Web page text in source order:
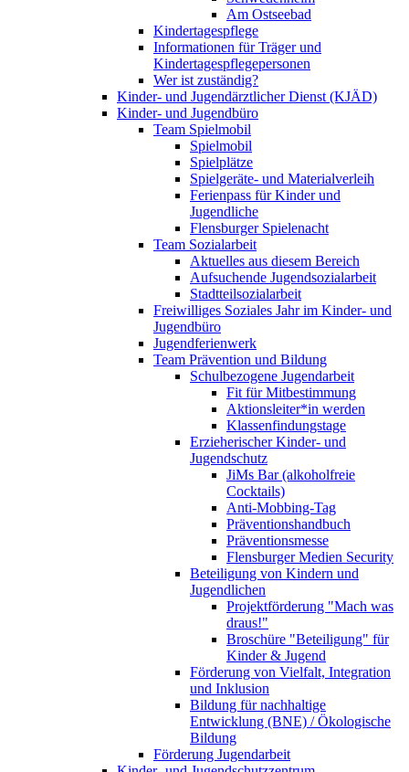
Am Ostseebad
Kindertagespflege
Informationen für Träger und
Kindertagespflegepersonen
Wer ist zuständig?
Kinder- und Jugendärztlicher Dienst (KJÄD)
Kinder- und Jugendbüro
Team Spielmobil
Spielmobil
Spielplätze
Spielgeräte- und Materialverleih
Ferienpass für Kinder und
Jugendliche
Flensburger Spielenacht
Team Sozialarbeit
Aktuelles aus diesem Bereich
Aufsuchende Jugendsozialarbeit
Stadtteilsozialarbeit
Freiwilliges Soziales Jahr im Kinder- und
Jugendbüro
Jugendferienwerk
Team Prävention und Bildung
Schulbezogene Jugendarbeit
Fit für Mitbestimmung
Aktionsleiter*in werden
Klassenfindungstage
Erzieherischer Kinder- und
Jugendschutz
JiMs Bar (alkoholfreie
Cocktails)
Anti-Mobbing-Tag
Präventionshandbuch
Präventionsmesse
Flensburger Medien Security
Beteiligung von Kindern und
Jugendlichen
Projektförderung "Mach was
draus!"
Broschüre "Beteiligung" für
Kinder & Jugend
Förderung von Vielfalt, Integration
und Inklusion
Bildung für nachhaltige
Entwicklung (BNE) / Ökologische
Bildung
Förderung Jugendarbeit